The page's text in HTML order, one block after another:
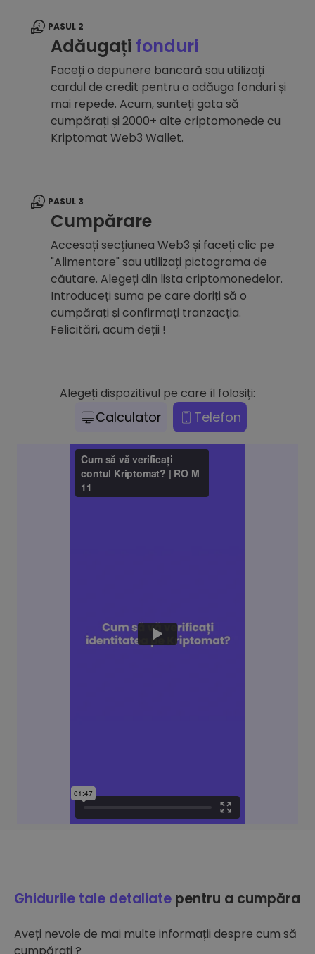
PASUL 2
Adăugați fonduri
Faceți o depunere bancară sau utilizați
cardul de credit pentru a adăuga fonduri și
mai repede. Acum, sunteți gata să
cumpărați și 2000+ alte criptomonede cu
Kriptomat Web3 Wallet.
PASUL 3
Cumpărare
Accesați secțiunea Web3 și faceți clic pe
"Alimentare" sau utilizați pictograma de
căutare. Alegeți din lista criptomonedelor.
Introduceți suma pe care doriți să o
cumpărați și confirmați tranzacția.
Felicitări, acum deții !
Alegeți dispozitivul pe care îl folosiți:
Calculator Telefon
Ghidurile tale detaliate pentru a cumpăra
Aveți nevoie de mai multe informații despre cum să